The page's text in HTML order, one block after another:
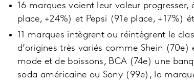
16 marques voient leur valeur
place, +24%) et Pepsi (91e place, +17%)
11 marques intègrent ou réintègrent le
d’origines très variés comme Shein
mode et de boissons, BCA (74e) une
soda américaine ou Sony (99e), la